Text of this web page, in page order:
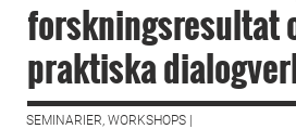
forskningsresultat
praktiska
SEMINARIER, WORKSHOPS |